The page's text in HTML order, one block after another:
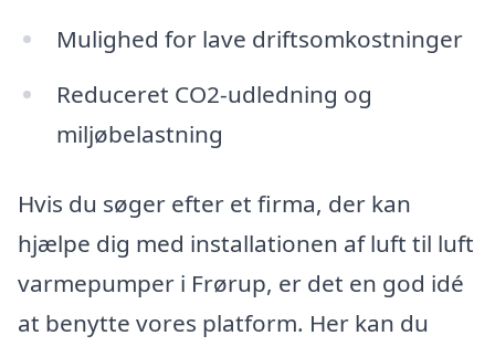
Mulighed for lave driftsomkostninger
Reduceret CO2-udledning og
miljøbelastning
Hvis du søger efter et firma, der kan
hjælpe dig med installationen af luft til luft
varmepumper i Frørup, er det en god idé
at benytte vores platform. Her kan du